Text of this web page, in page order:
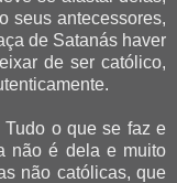
seus antecessores,
de Satanás haver
de ser católico,
o que se faz e
não é dela e muito
não católicas, que